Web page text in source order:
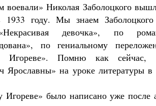
Николая Заболоцкого
году. Мы знаем
девочка», по
по гениальному
Игореве». Помню как сейчас,
Ярославны» на уроке литературы
было написано уже после